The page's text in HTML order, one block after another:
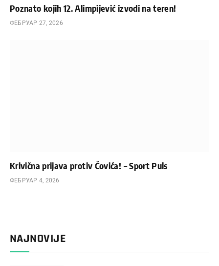
Poznato kojih 12. Alimpijević izvodi na teren!
ФЕБРУАР 27, 2026
Krivična prijava protiv Čovića! – Sport Puls
ФЕБРУАР 4, 2026
NAJNOVIJE